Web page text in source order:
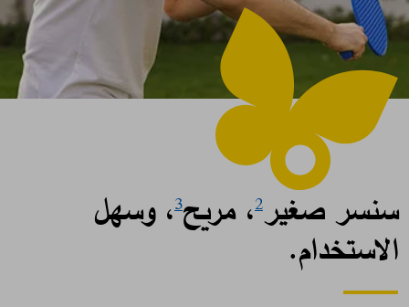
سنسر صغير2، مريح3، وسهل
الاستخدام.